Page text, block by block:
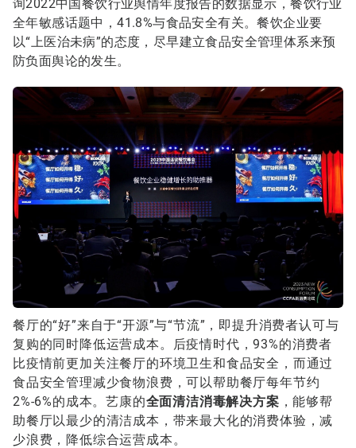
询2022中国餐饮行业舆情年度报告的数据显示，餐饮行业
全年敏感话题中，41.8%与食品安全有关。餐饮企业要
以“上医治未病”的态度，尽早建立食品安全管理体系来预
防负面舆论的发生。
餐厅的“好”来自于“开源”与“节流”，即提升消费者认可与
复购的同时降低运营成本。后疫情时代，93%的消费者
比疫情前更加关注餐厅的环境卫生和食品安全，而通过
食品安全管理减少食物浪费，可以帮助餐厅每年节约
2%-6%的成本。艺康的全面清洁消毒解决方案 ，能够帮
助餐厅以最少的清洁成本，带来最大化的消费体验，减
少浪费，降低综合运营成本。